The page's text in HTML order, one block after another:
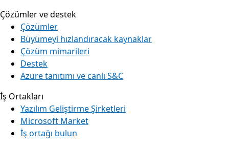
Çözümler ve destek
Çözümler
Büyümeyi hızlandıracak kaynaklar
Çözüm mimarileri
Destek
Azure tanıtımı ve canlı S&C
İş Ortakları
Yazılım Geliştirme Şirketleri
Microsoft Market
İş ortağı bulun